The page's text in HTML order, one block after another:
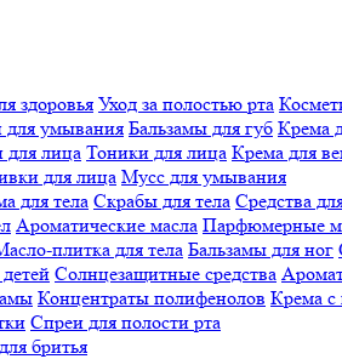
здоровья Уход за полостью рта
для умывания Бальзамы для губ Крема
лица Тоники для лица Крема для
для лица Мусс для умывания
для тела Скрабы для тела Средства
Ароматические масла Парфюмерные
плитка для тела Бальзамы для ног
Солнцезащитные средства
Концентраты полифенолов Крема с
Спреи для полости рта
бритья